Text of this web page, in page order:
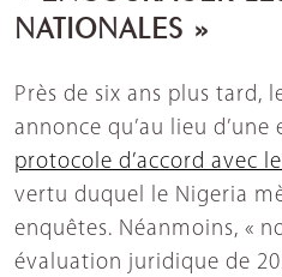
NATIONALES »
Près de six ans plus tard,
annonce qu’au lieu
protocole d’accord avec
vertu duquel le Nigeria
enquêtes. Néanmoins, «
évaluation juridique de